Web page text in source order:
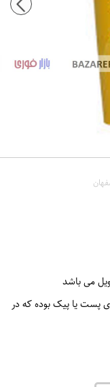
می باشد
پست یا پیک بوده که در